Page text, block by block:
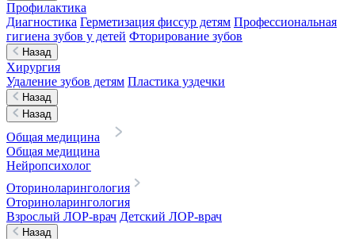
Профилактика
Диагностика Герметизация фиссур детям Профессиональная
гигиена зубов у детей Фторирование зубов
Назад
Хирургия
Удаление зубов детям Пластика уздечки
Назад
Назад
Общая медицина
Общая медицина
Нейропсихолог
Оториноларингология
Оториноларингология
Взрослый ЛОР-врач Детский ЛОР-врач
Назад